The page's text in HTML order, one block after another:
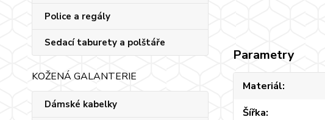
Police a regály
Sedací taburety a polštáře
KOŽENÁ GALANTERIE
Dámské kabelky
Parametry
Materiál
Šířka